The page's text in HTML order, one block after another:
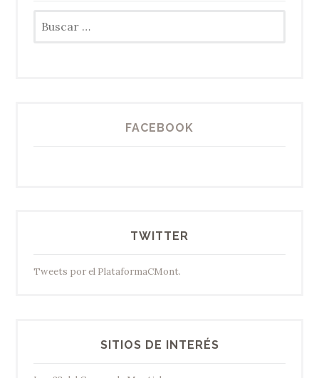
FACEBOOK
TWITTER
Tweets por el PlataformaCMont.
SITIOS DE INTERÉS